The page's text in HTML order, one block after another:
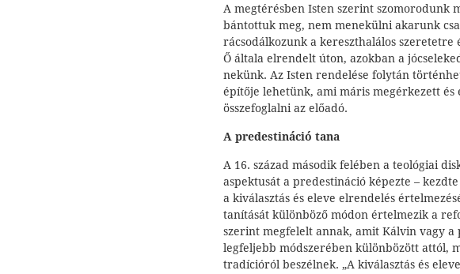
A megtérésben Isten szerint szomorodunk
bántottuk meg, nem menekülni akarunk
rácsodálkozunk a kereszthalálos
Ő általa elrendelt úton, azokban a
nekünk. Az Isten rendelése folytán
építője lehetünk, ami máris megérkezett és
összefoglalni az előadó.
A predestináció tana
A 16. század második felében a teológiai
aspektusát a predestináció képezte –
a kiválasztás és eleve elrendelés
tanítását különböző módon értelmezik a
szerint megfelelt annak, amit Kálvin vagy
legfeljebb módszerében különbözött attól,
tradícióról beszélnek. „A kiválasztás és